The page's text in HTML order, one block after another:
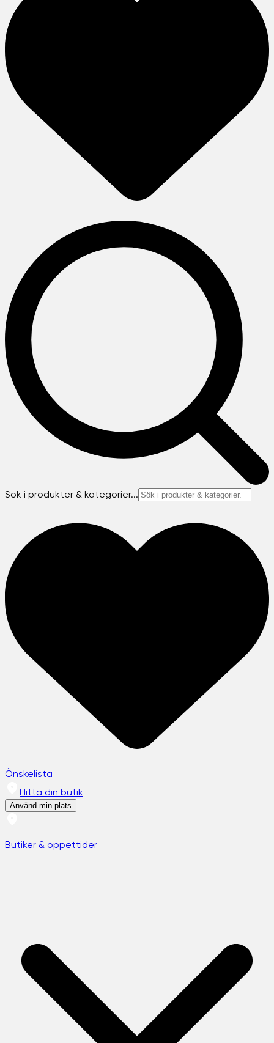
Sök i produkter & kategorier...
Önskelista
Hitta din butik
Använd min plats
Butiker & öppettider